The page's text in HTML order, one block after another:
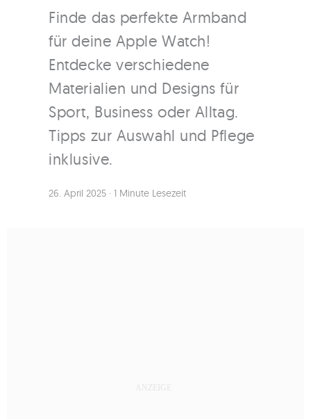
Finde das perfekte Armband
für deine Apple Watch!
Entdecke verschiedene
Materialien und Designs für
Sport, Business oder Alltag.
Tipps zur Auswahl und Pflege
inklusive.
26. April 2025 · 1 Minute Lesezeit